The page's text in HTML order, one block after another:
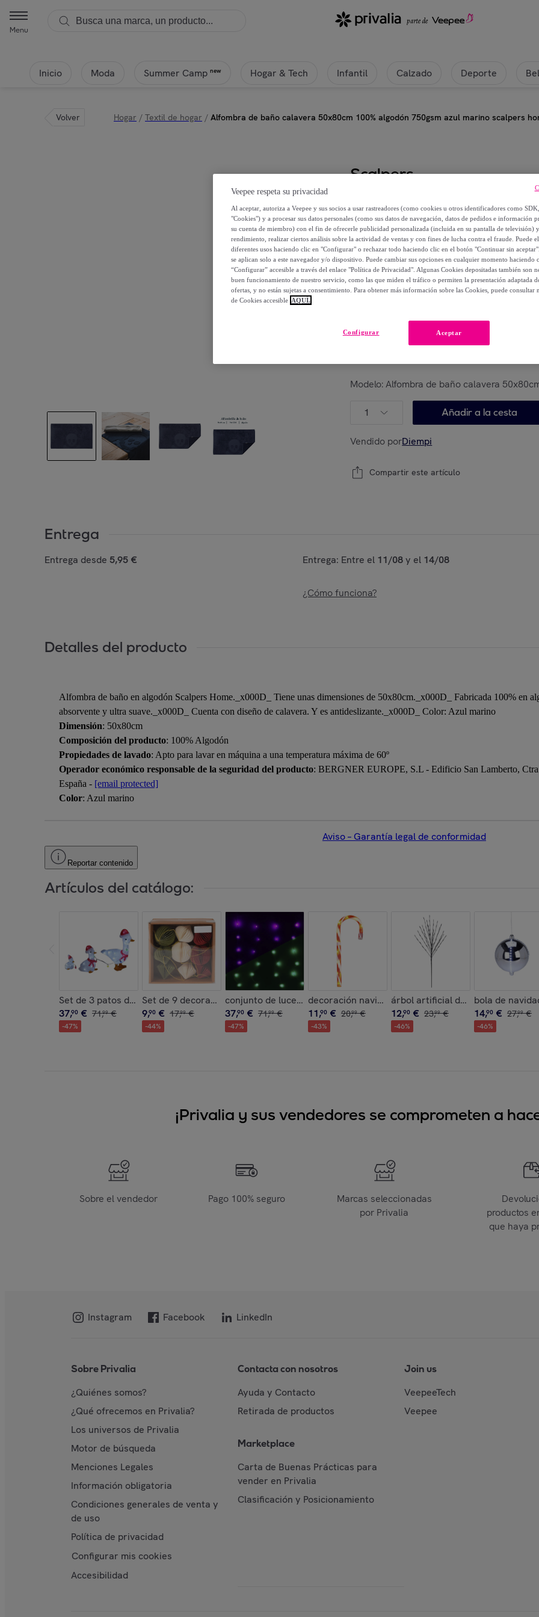
Menu
Inicio Moda Summer Camp new Hogar & Tech Infantil Calzado Deporte
Volver Hogar / Textil de hogar / Alfombra de baño calavera 50x80cm 100% algodón 750gsm azul marino scalpers
Scalpers
Alfombra de baño calavera
scalpers home
14,99 €
34,90 €
-57%
Posible recogida de tu antiguo producto
Modelo: Alfombra de baño calavera
1 Añadir a la cesta
Vendido porDiempi
Compartir este artículo
Entrega
Entrega desde 5,95 € Entrega: Entre el 11/08y el 14/08
¿Cómo funciona?
Detalles del producto
Alfombra de baño en algodón Scalpers Home._x000D_ Tiene unas dimensiones de 50x80cm._x000D_ Fabricada 100% en
absorvente y ultra suave._x000D_ Cuenta con diseño de calavera. Y es antideslizante._x000D_ Color: Azul marino
Dimensión: 50x80cm
Composición del producto: 100% Algodón
Propiedades de lavado: Apto para lavar en máquina a una temperatura máxima de 60º
Operador económico responsable de la seguridad del producto: BERGNER EUROPE, S.L - Edificio San Lamberto,
España - [email protected]
Color: Azul marino
Aviso – Garantía legal de conformidad
Reportar contenido
Artículos del catálogo:
Set de 3 patos decorativos navideños con luces led blancas y temporizador
37,90 € 71,99 €
-47%
Set de 9 decoraciones para árbol de navidad en papel panal de abeja color blanco, verde
9,90 € 17,99 €
-44%
conjunto de luces de cortina con 240 luces led rgb con control remoto
37,90 € 71,99 €
-47%
decoración navideña bastón de caramelo con luces
11,90 € 20,99 €
-43%
árbol artificial de 110cm con 80
12,90 € 23,99 €
-46%
bola de
14,90 € 27,99 €
-46%
¡Privalia y sus vendedores se comprometen a
Sobre el vendedor Pago 100% seguro
Marcas seleccionadas
por Privalia
productos
que haya
Instagram Facebook LinkedIn
Sobre Privalia
¿Quiénes somos?
¿Qué ofrecemos en Privalia?
Los universos de Privalia
Motor de búsqueda
Menciones Legales
Información obligatoria
Condiciones generales de venta y
de uso
Política de privacidad
Configurar mis cookies
Accesibilidad
Contacta con nosotros
Ayuda y Contacto
Retirada de productos
Marketplace
Carta de Buenas Prácticas para
vender en Privalia
Clasificación y Posicionamiento
Join us
VeepeeTech
Veepee
Veepee respeta su privacidad
Al aceptar, autoriza a Veepee y sus socios a usar rastreadores (como cookies u otros identificadores como
"Cookies") y a procesar sus datos personales (como sus datos de navegación, datos de pedidos e información
su cuenta de miembro) con el fin de ofrecerle publicidad personalizada (incluida en su pantalla de televisión)
rendimiento, realizar ciertos análisis sobre la actividad de ventas y con fines de lucha contra el fraude. Puede
diferentes usos haciendo clic en "Configurar" o rechazar todo haciendo clic en el botón "Continuar sin
se aplican solo a este navegador y/o dispositivo. Puede cambiar sus opciones en cualquier momento haciendo
“Configurar” accesible a través del enlace "Política de Privacidad". Algunas Cookies depositadas también son
buen funcionamiento de nuestro servicio, como las que miden el tráfico o permiten la presentación adaptada
ofertas, y no están sujetas a consentimiento. Para obtener más información sobre las Cookies, puede consultar
de Cookies accesible AQUÍ.
Aceptar
Configurar